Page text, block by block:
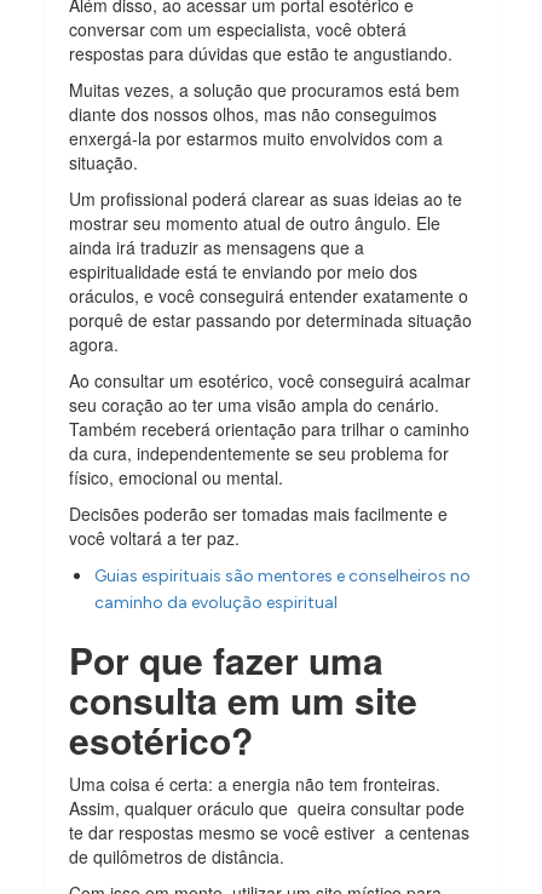
conversar com um especialista, você obterá
respostas para dúvidas que estão te angustiando.
Muitas vezes, a solução que procuramos está bem
diante dos nossos olhos, mas não conseguimos
enxergá-la por estarmos muito envolvidos com a
situação.
Um profissional poderá clarear as suas ideias ao te
mostrar seu momento atual de outro ângulo. Ele
ainda irá traduzir as mensagens que a
espiritualidade está te enviando por meio dos
oráculos, e você conseguirá entender exatamente o
porquê de estar passando por determinada situação
agora.
Ao consultar um esotérico, você conseguirá acalmar
seu coração ao ter uma visão ampla do cenário.
Também receberá orientação para trilhar o caminho
da cura, independentemente se seu problema for
físico, emocional ou mental.
Decisões poderão ser tomadas mais facilmente e
você voltará a ter paz.
Guias espirituais são mentores e conselheiros no
caminho da evolução espiritual
Por que fazer uma
consulta em um site
esotérico?
Uma coisa é certa: a energia não tem fronteiras.
Assim, qualquer oráculo que queira consultar pode
te dar respostas mesmo se você estiver a centenas
de quilômetros de distância.